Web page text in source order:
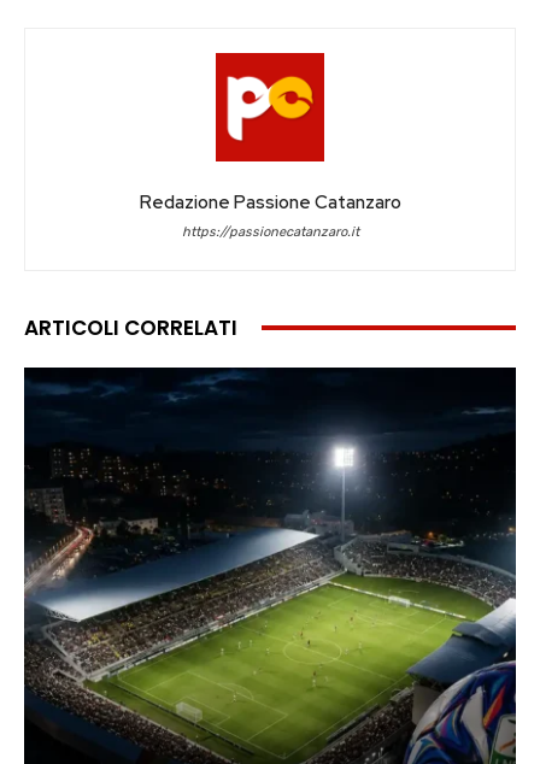
Redazione Passione Catanzaro
https://passionecatanzaro.it
ARTICOLI CORRELATI